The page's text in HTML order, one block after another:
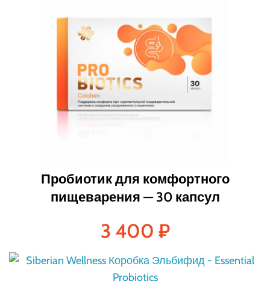
Пробиотик для комфортного
пищеварения — 30 капсул
3 400 ₽